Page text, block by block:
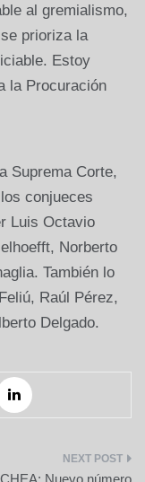
al gremialismo,
prioriza la
Estoy
la Procuración
Suprema Corte,
conjueces
Luis Octavio
Norberto
También lo
Raúl Pérez,
Delgado.
Nuevo número